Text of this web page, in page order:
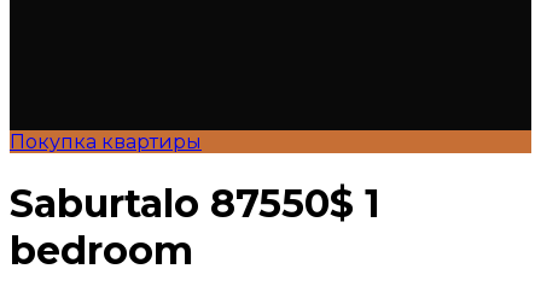
Покупка квартиры
Saburtalo 87550$ 1
bedroom